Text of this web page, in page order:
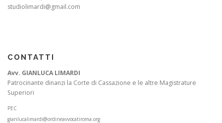
studiolimardi@gmail.com
CONTATTI
Avv. GIANLUCA LIMARDI
Patrocinante dinanzi la Corte di Cassazione e le altre Magistrature
Superiori
PEC
gianlucalimardi@ordineavvocatiroma.org